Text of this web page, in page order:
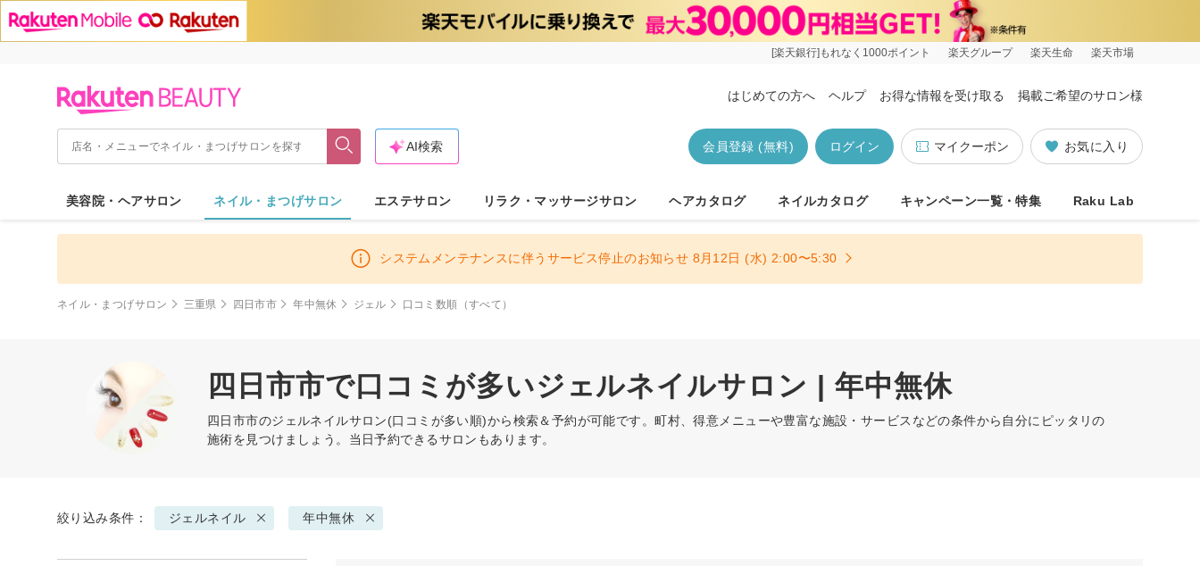
[楽天銀行]もれなく1000ポイント 楽天グループ 楽天生命 楽天市場
はじめての方へ ヘルプ お得な情報を受け取る 掲載ご希望のサロン様
お気に入り
マイクーポン
ログイン
会員登録 (無料)
AI検索
美容院・ヘアサロン ネイル・まつげサロン エステサロン リラク・マッサージサロン ヘアカタログ ネイルカタログ キャンペーン一覧・特集 Raku Lab
システムメンテナンスに伴うサービス停止のお知らせ 8月12日 (水) 2:00〜5:30
ネイル・まつげサロン 三重県 四日市市 年中無休 ジェル 口コミ数順（すべて）
四日市市で口コミが多いジェルネイルサロン | 年中無休
四日市市のジェルネイルサロン(口コミが多い順)から検索＆予約が可能です。町村、得意メニューや豊富な施設・サービスなどの条件から自分にピッタリの
施術を見つけましょう。当日予約できるサロンもあります。
絞り込み条件： ジェルネイル 年中無休